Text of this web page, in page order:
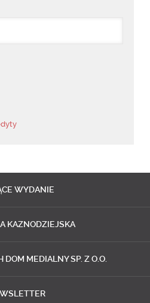
WYDANIE
KAZNODZIEJSKA
DOM MEDIALNY SP. Z O.O.